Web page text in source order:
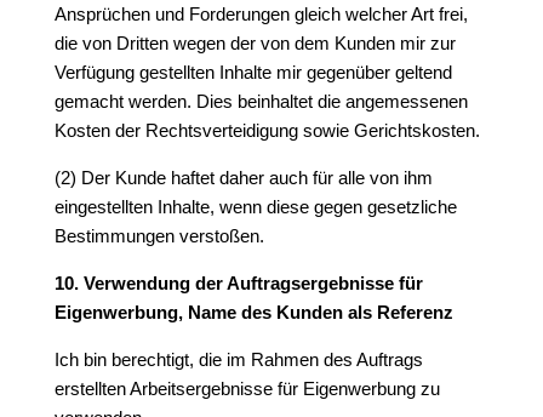
Ansprüchen und Forderungen gleich welcher Art frei,
die von Dritten wegen der von dem Kunden mir zur
Verfügung gestellten Inhalte mir gegenüber geltend
gemacht werden. Dies beinhaltet die angemessenen
Kosten der Rechtsverteidigung sowie Gerichtskosten.
(2) Der Kunde haftet daher auch für alle von ihm
eingestellten Inhalte, wenn diese gegen gesetzliche
Bestimmungen verstoßen.
10. Verwendung der Auftragsergebnisse für
Eigenwerbung, Name des Kunden als Referenz
Ich bin berechtigt, die im Rahmen des Auftrags
erstellten Arbeitsergebnisse für Eigenwerbung zu